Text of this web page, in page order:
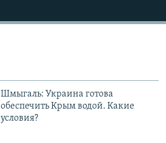
Шмыгаль: Украина готова
обеспечить Крым водой. Какие
условия?